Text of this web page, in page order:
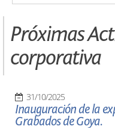
Próximas
corporativa
31/10/2025
Inauguración de la
Grabados de Goya.